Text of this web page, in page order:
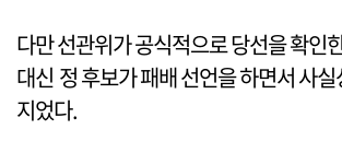
다만 선관위가 공식적으로 당선을 확인
대신 정 후보가 패배 선언을 하면서 사
지었다.